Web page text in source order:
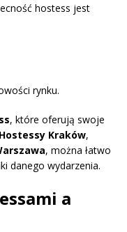
hostess jest
rynku.
, które oferują swoje
Hostessy Kraków,
, można łatwo
danego wydarzenia.
a